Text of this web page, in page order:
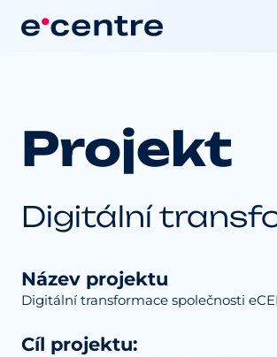
Projekt
Digitální
Název projektu
Digitální transformace společnosti
Cíl projektu: